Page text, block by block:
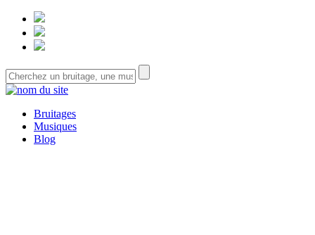
Bruitages
Musiques
Blog